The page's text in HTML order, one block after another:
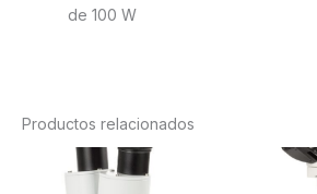
de 100 W
Productos relacionados